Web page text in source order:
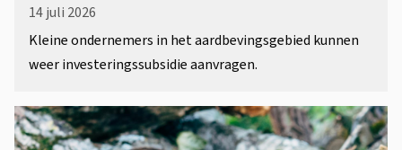
14 juli 2026
Kleine ondernemers in het aardbevingsgebied kunnen
weer investeringssubsidie aanvragen.